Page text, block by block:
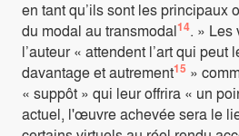
en tant qu’ils sont les principaux
du modal au transmodal14. » Les
l’auteur « attendent l’art qui peut
davantage et autrement15 »
« suppôt » qui leur offrira « un
actuel, l'œuvre achevée sera le